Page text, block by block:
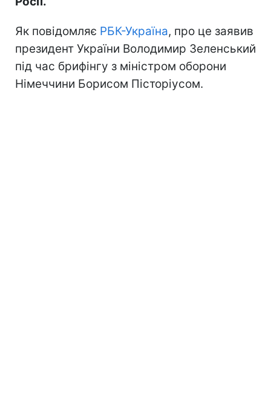
Як повідомляє РБК-Україна, про це заявив
президент України Володимир Зеленський
під час брифінгу з міністром оборони
Німеччини Борисом Пісторіусом.